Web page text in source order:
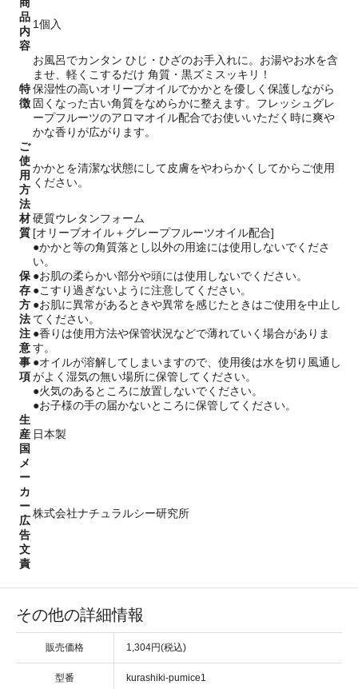
品
内
容
1個入
特
徴
お風呂でカンタン ひじ・ひざのお手入れに。お湯やお水を含
ませ、軽くこするだけ 角質・黒ズミスッキリ！
保湿性の高いオリーブオイルでかかとを優しく保護しながら
固くなった古い角質をなめらかに整えます。フレッシュグレ
ープフルーツのアロマオイル配合でお使いいただく時に爽や
かな香りが広がります。
ご
使
用
方
法
かかとを清潔な状態にして皮膚をやわらかくしてからご使用
ください。
材
質
硬質ウレタンフォーム
[オリーブオイル＋グレープフルーツオイル配合]
保
存
方
法
注
意
事
項
●かかと等の角質落とし以外の用途には使用しないでくださ
い。
●お肌の柔らかい部分や頭には使用しないでください。
●こすり過ぎないように注意してください。
●お肌に異常があるときや異常を感じたときはご使用を中止し
てください。
●香りは使用方法や保管状況などで薄れていく場合がありま
す。
●オイルが溶解してしまいますので、使用後は水を切り風通し
がよく湿気の無い場所に保管してください。
●火気のあるところに放置しないでください。
●お子様の手の届かないところに保管してください。
生
産
国
日本製
メ
ー
カ
ー
広
告
文
責
株式会社ナチュラルシー研究所
その他の詳細情報
販売価格 1,304円(税込)
型番 kurashiki-pumice1